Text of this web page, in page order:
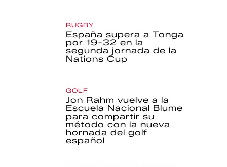
RUGBY
España supera a Tonga
por 19-32 en la
segunda jornada de la
Nations Cup
GOLF
Jon Rahm vuelve a la
Escuela Nacional Blume
para compartir su
método con la nueva
hornada del golf
español